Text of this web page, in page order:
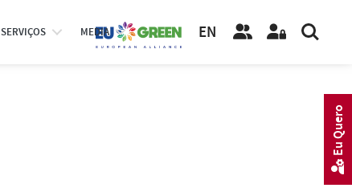
SERVIÇOS MEDIA EN
Eu Quero